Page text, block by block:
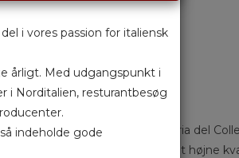
i vores passion for italiensk
årligt. Med udgangspunkt i
i Norditalien, resturantbesøg
indeholde gode
Cinelli Colombini
produceret Chainti på Fattoria del
Cinelli Colombini besluttede at højne